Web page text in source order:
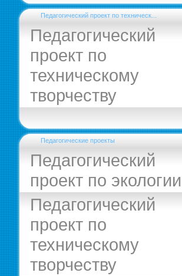
Педагогический проект по техническ...
Педагогический
проект по
техническому
творчеству
Педагогические проекты
Педагогический
проект по экологии
Педагогический
проект по
техническому
творчеству